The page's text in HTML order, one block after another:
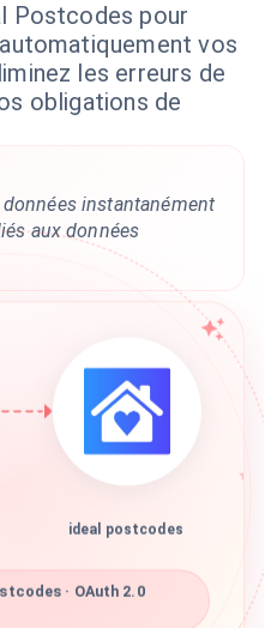
Postcodes pour
vos
les erreurs de
obligations de
instantanément
aux données
ideal postcodes
· OAuth 2.0